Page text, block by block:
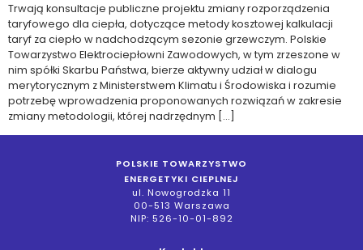
Trwają konsultacje publiczne projektu zmiany rozporządzenia
taryfowego dla ciepła, dotyczące metody kosztowej kalkulacji
taryf za ciepło w nadchodzącym sezonie grzewczym. Polskie
Towarzystwo Elektrociepłowni Zawodowych, w tym zrzeszone w
nim spółki Skarbu Państwa, bierze aktywny udział w dialogu
merytorycznym z Ministerstwem Klimatu i Środowiska i rozumie
potrzebę wprowadzenia proponowanych rozwiązań w zakresie
zmiany metodologii, której nadrzędnym […]
POLSKIE TOWARZYSTWO
ENERGETYKI CIEPLNEJ
ul. Nowogrodzka 11
00-513 Warszawa
NIP: 526-10-01-892